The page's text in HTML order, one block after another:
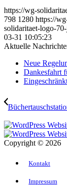
https://wg-
798 1280 https://
solidaritaet-logo-
03-31 10:05:23
Aktuelle
Neue
Dankesfahrt
Copyright © 2026
Kontakt
Impressum